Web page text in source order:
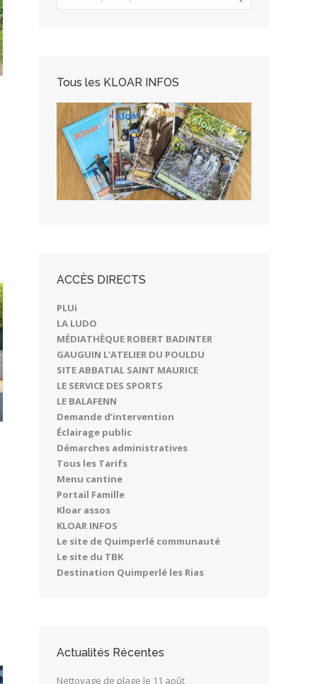
Tous les KLOAR INFOS
ACCÈS DIRECTS
PLUi
LA LUDO
MÉDIATHÈQUE ROBERT BADINTER
GAUGUIN L’ATELIER DU POULDU
SITE ABBATIAL SAINT MAURICE
LE SERVICE DES SPORTS
LE BALAFENN
Demande d’intervention
Éclairage public
Démarches administratives
Tous les Tarifs
Menu cantine
Portail Famille
Kloar assos
KLOAR INFOS
Le site de Quimperlé communauté
Le site du TBK
Destination Quimperlé les Rias
Actualités Récentes
Nettoyage de plage le 11 août